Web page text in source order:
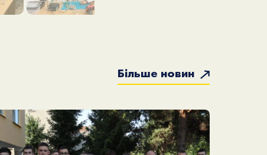
Більше новин